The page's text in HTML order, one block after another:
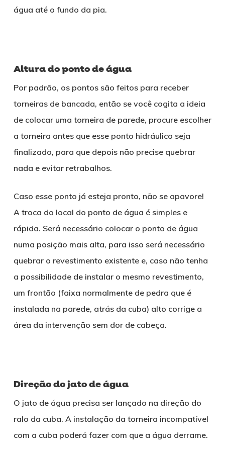
água até o fundo da pia.
Altura do ponto de água
Por padrão, os pontos são feitos para receber
torneiras de bancada, então se você cogita a ideia
de colocar uma torneira de parede, procure escolher
a torneira antes que esse ponto hidráulico seja
finalizado, para que depois não precise quebrar
nada e evitar retrabalhos.
Caso esse ponto já esteja pronto, não se apavore!
A troca do local do ponto de água é simples e
rápida. Será necessário colocar o ponto de água
numa posição mais alta, para isso será necessário
quebrar o revestimento existente e, caso não tenha
a possibilidade de instalar o mesmo revestimento,
um frontão (faixa normalmente de pedra que é
instalada na parede, atrás da cuba) alto corrige a
área da intervenção sem dor de cabeça.
Direção do jato de água
O jato de água precisa ser lançado na direção do
ralo da cuba. A instalação da torneira incompatível
com a cuba poderá fazer com que a água derrame.